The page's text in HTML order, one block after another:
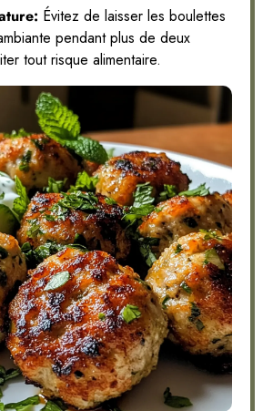
Évitez de laisser les boulettes
pendant plus de deux
tout risque alimentaire.